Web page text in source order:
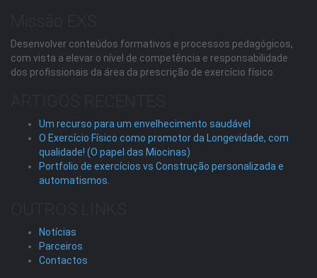
Desenvolver conteúdos formativos e processos pedagógicos,
com vista a elevar o nível de competência e responsabilidade
dos profissionais da área da prescrição de exercício físico.
Um recurso para um envelhecimento saudável
O Exercício Físico como promotor da Longevidade, com
qualidade! (O papel das Miocinas)
Portfolio de exercícios vs Construção personalizada e
automatismos.
Notícias
Parceiros
Contactos